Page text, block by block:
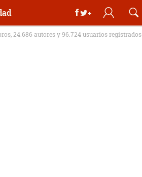
24.686 autores y 96.724 usuarios registrados